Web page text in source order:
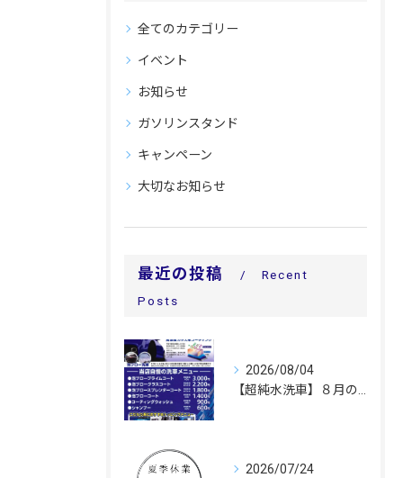
全てのカテゴリー
イベント
お知らせ
ガソリンスタンド
キャンペーン
大切なお知らせ
最近の投稿
Recent
Posts
2026/08/04
2026/07/24